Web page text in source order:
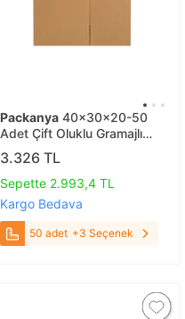
Packanya 40x30x20-50
Adet Çift Oluklu Gramajlı
Koliler 50 adet
3.326 TL
Sepette 2.993,4 TL
Kargo Bedava
50 adet +3 Seçenek